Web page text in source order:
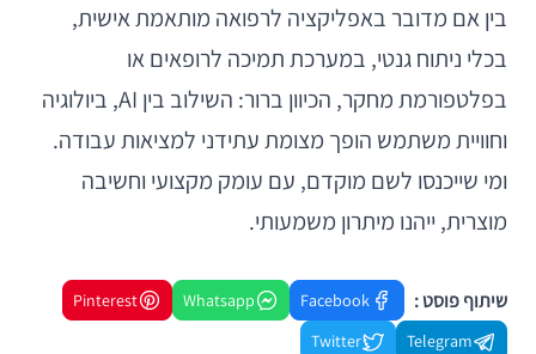
בין אם מדובר באפליקציה לרפואה מותאמת אישית,
בכלי ניתוח גנטי, במערכת תמיכה לרופאים או
בפלטפורמת מחקר, הכיוון ברור: השילוב בין AI, ביולוגיה
וחוויית משתמש הופך מצומת עתידני למציאות עבודה.
ומי שייכנסו לשם מוקדם, עם עומק מקצועי וחשיבה
מוצרית, ייהנו מיתרון משמעותי.
שיתוף פוסט : Facebook
Whatsapp
Pinterest
Telegram
Twitter